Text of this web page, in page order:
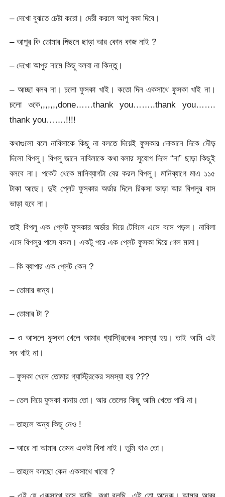
– দেখো বুঝতে চেষ্টা করো। দেরী করলে আপু বকা দিবে।
– আপুর কি তোমার পিছনে ছাড়া আর কোন কাজ নাই ?
– দেখো আপুর নামে কিছু বলবা না কিন্তু।
– আচ্ছা বলব না। চলো ফুসকা খাই। কতো দিন একসাথে ফুসকা খাই না।
চলো ওকে,,,,,,,done……thank you……..thank you…….
thank you…….!!!!
কথাগুলো বলে নাবিলাকে কিছু না বলতে দিয়েই ফুসকার দোকানে দিকে দৌড়
দিলো বিপলু। বিপলু জানে নাবিলাকে কথা বলার সুযোগ দিলে “না” ছাড়া কিছুই
বলবে না। পকেট থেকে মানিব্যাগটা বের করল বিপলু। মানিব্যাগে মাএ ১১৫
টাকা আছে। দুই প্লেট ফুসকার অর্ডার দিলে রিকসা ভাড়া আর বিপলুর বাস
ভাড়া হবে না।
তাই বিপলু এক প্লেট ফুসকার অর্ডার দিয়ে টেবিলে এসে বসে পড়ল। নাবিলা
এসে বিপলুর পাসে বসল। একটু পরে এক প্লেট ফুসকা দিয়ে গেল মামা।
– কি ব্যাপার এক প্লেট কেন ?
– তোমার জন্য।
– তোমার টা ?
– ও আসলে ফুসকা খেলে আমার গ্যাস্ট্রিকের সমস্যা হয়। তাই আমি এই
সব খাই না।
– ফুসকা খেলে তোমার গ্যাস্ট্রিকের সমস্যা হয় ???
– তেল দিয়ে ফুসকা বানায় তো। আর তেলের কিছু আমি খেতে পারি না।
– তাহলে অন্য কিছু নেও !
– আরে না আমার তেমন একটা খিদা নাই। তুমি খাও তো।
– তাহলে বলছো কেন একসাথে খাবো ?